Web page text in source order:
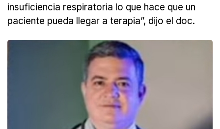
insuficiencia respiratoria lo que hace que un
paciente pueda llegar a terapia”, dijo el doc.